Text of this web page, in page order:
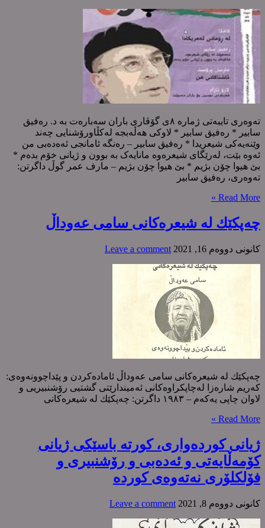
تەوەری تایبەتی ژمارە ٨ی گۆڤاری باران سەبارەت بە د. رەفیق
سابیر * رەفیق سابیر * لاوکی هەڵەبجە لەکڵاورۆشنایی چەند
وێنەیەکی شیعریدا * رەفیق سابیر – رەنگە ئامانجی ئەەدەبی من
ئەوە بێت، لەرێگای شیعرەوە مانایەک بە بوون و ژیانی خۆم بدەم *
بێ هیوا چۆن بژیم * بێ هیوا چۆن بژیم – مارف عمر گوڵ داگرتن:
تەوەری، رەفیق سابیر
Read More »
چەپکێك لە شیعرەکانی سامی عەوداڵ
كانونی دووه‌م 16, 2021 Leave a comment
چەپکێك لە شیعرەکانی سامی عەوداڵ ئامادەکردن و پێداچوونەوەی:
کەریم شارەزا لەچاپکراوەکانی ئەمیندارێتی گشتیی رۆشنبیریی و
لاوان چاپی یەکەم – ١٩٨٣ داگرتن: چەپکێك لە شیعرەکانی
Read More »
ژیانی کوردەواری، کورتە باسێکی ژیانی
کۆمەڵایەتی و ئەدەبی و رۆشنبیری و
فۆلکلۆری نەتەوەی کوردە
كانونی دووه‌م 8, 2021 Leave a comment